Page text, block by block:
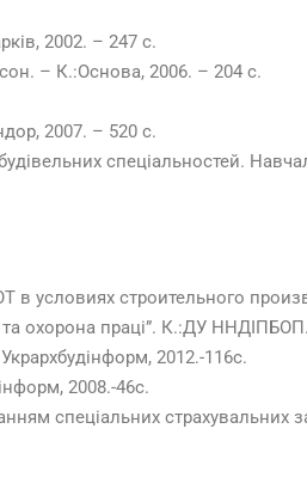
2002. – 247 с.
– К.:Основа, 2006. – 204 с.
2007. – 520 с.
спеціальностей.
условиях строительного
охорона праці”. К.:ДУ
2012.-116с.
2008.-46с.
спеціальних страхувальних